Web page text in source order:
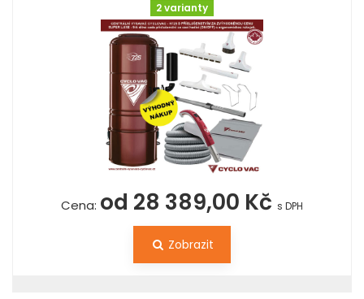
2 varianty
Cena: od 28 389,00 Kč s DPH
Zobrazit